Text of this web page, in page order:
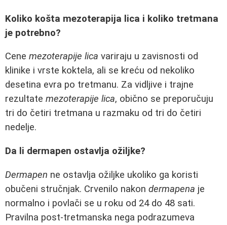
Koliko košta mezoterapija lica i koliko tretmana
je potrebno?
Cene mezoterapije lica variraju u zavisnosti od
klinike i vrste koktela, ali se kreću od nekoliko
desetina evra po tretmanu. Za vidljive i trajne
rezultate mezoterapije lica, obično se preporučuju
tri do četiri tretmana u razmaku od tri do četiri
nedelje.
Da li dermapen ostavlja ožiljke?
Dermapen ne ostavlja ožiljke ukoliko ga koristi
obučeni stručnjak. Crvenilo nakon dermapena je
normalno i povlači se u roku od 24 do 48 sati.
Pravilna post-tretmanska nega podrazumeva